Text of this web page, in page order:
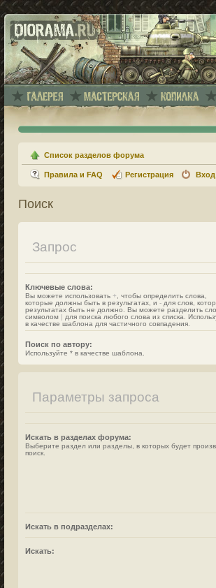
Список разделов форума
Правила и FAQ Регистрация Вход
Поиск
Запрос
Ключевые слова:
Вы можете использовать + , чтобы определить слова,
которые должны быть в результатах, и - для слов,
результатах быть не должно. Вы можете разделить
символом | для поиска любого слова из списка.
в качестве шаблона для частичного совпадения.
Поиск по автору:
Используйте * в качестве шаблона.
Параметры запроса
Искать в разделах форума:
Выберите раздел или разделы, в которых будет
поиск.
Искать в подразделах:
Искать: